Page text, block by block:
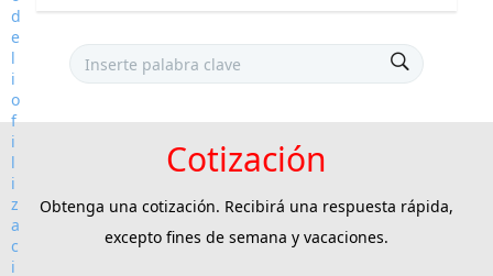
Cotización
Obtenga una cotización. Recibirá una respuesta rápida,
excepto fines de semana y vacaciones.